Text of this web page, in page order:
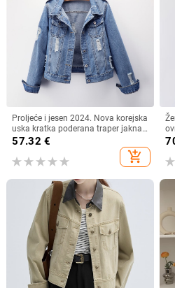
Proljeće i jesen 2024. Nova korejska
uska kratka poderana traper jakna
za žene velike veličine, moderna
57.32 €
add_shopping_cart